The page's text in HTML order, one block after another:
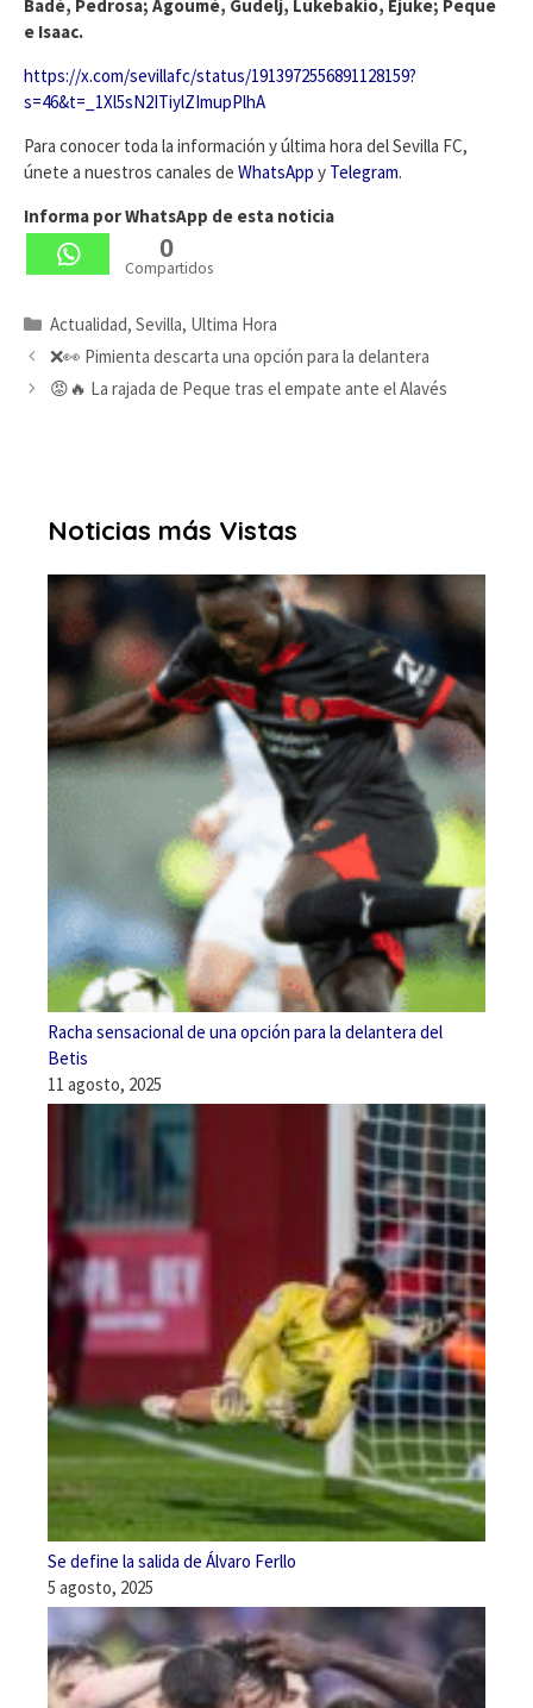
Badé, Pedrosa; Agoumé, Gudelj, Lukebakio, Ejuke; Peque
e Isaac.
https://x.com/sevillafc/status/1913972556891128159?
s=46&t=_1Xl5sN2ITiylZImupPlhA
Para conocer toda la información y última hora del Sevilla FC,
únete a nuestros canales de WhatsApp y Telegram.
Informa por WhatsApp de esta noticia
0
Compartidos
Categorías
Actualidad, Sevilla, Ultima Hora
❌👀 Pimienta descarta una opción para la delantera
😡🔥 La rajada de Peque tras el empate ante el Alavés
Noticias más Vistas
Racha sensacional de una opción para la delantera del
Betis
11 agosto, 2025
Se define la salida de Álvaro Ferllo
5 agosto, 2025